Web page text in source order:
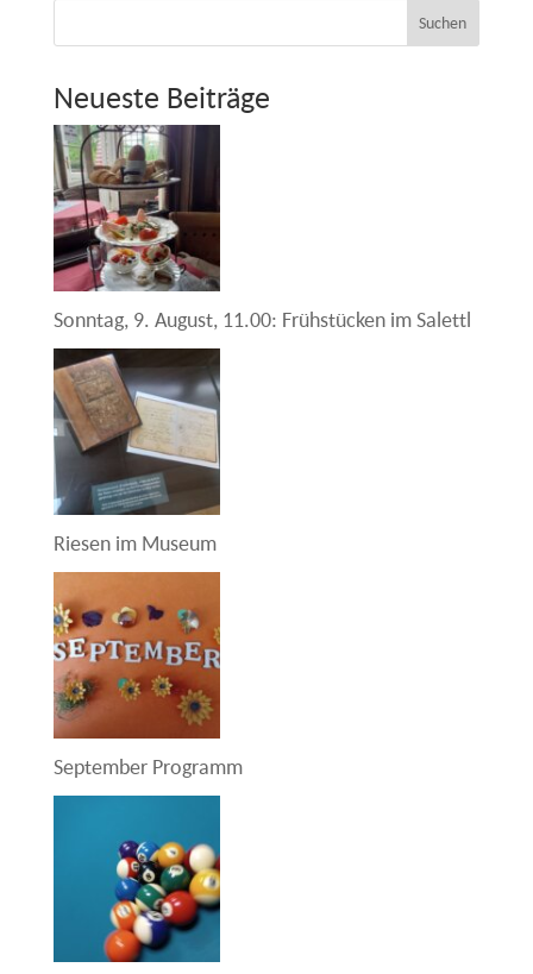
Suchen
Neueste Beiträge
Sonntag, 9. August, 11.00: Frühstücken im Salettl
Riesen im Museum
September Programm